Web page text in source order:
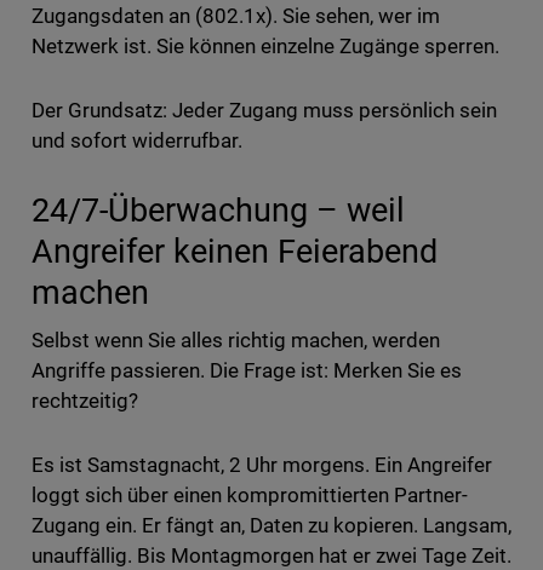
Zugangsdaten an (802.1x). Sie sehen, wer im
Netzwerk ist. Sie können einzelne Zugänge sperren.
Der Grundsatz: Jeder Zugang muss persönlich sein
und sofort widerrufbar.
24/7-Überwachung – weil
Angreifer keinen Feierabend
machen
Selbst wenn Sie alles richtig machen, werden
Angriffe passieren. Die Frage ist: Merken Sie es
rechtzeitig?
Es ist Samstagnacht, 2 Uhr morgens. Ein Angreifer
loggt sich über einen kompromittierten Partner-
Zugang ein. Er fängt an, Daten zu kopieren. Langsam,
unauffällig. Bis Montagmorgen hat er zwei Tage Zeit.